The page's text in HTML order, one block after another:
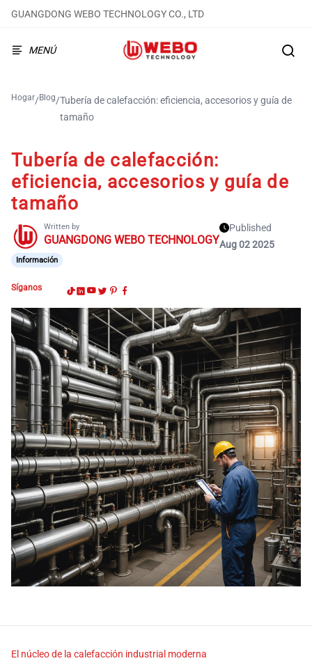
GUANGDONG WEBO TECHNOLOGY CO., LTD
MENÚ
Hogar/Blog/Tubería de calefacción: eficiencia, accesorios y guía de
tamaño
Tubería de calefacción:
eficiencia, accesorios y guía de
tamaño
Written by
GUANGDONG WEBO TECHNOLOGY
Published
Aug 02 2025
Información
Síganos
El núcleo de la calefacción industrial moderna